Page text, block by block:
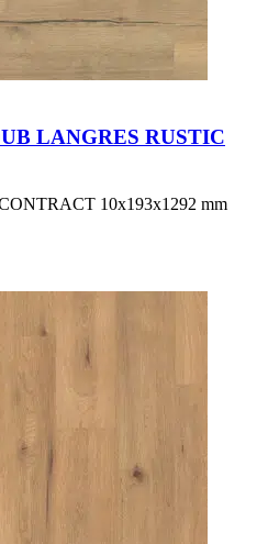
LANGRES RUSTIC
10x193x1292 mm